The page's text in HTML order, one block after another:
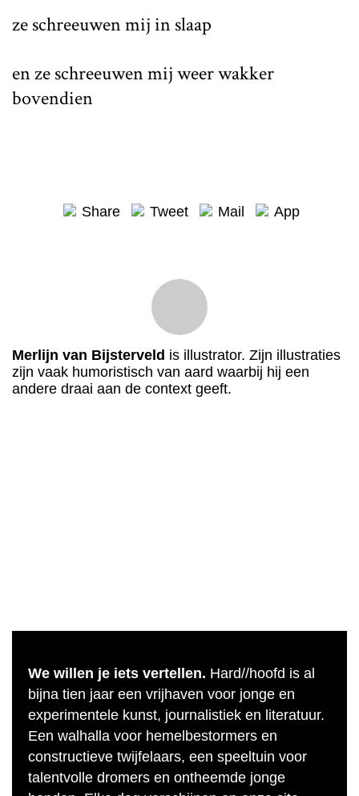
ze schreeuwen mij in slaap
en ze schreeuwen mij weer wakker
bovendien
Share Tweet Mail App
Merlijn van Bijsterveld is illustrator. Zijn illustraties
zijn vaak humoristisch van aard waarbij hij een
andere draai aan de context geeft.
We willen je iets vertellen. Hard//hoofd is al
bijna tien jaar een vrijhaven voor jonge en
experimentele kunst, journalistiek en literatuur.
Een walhalla voor hemelbestormers en
constructieve twijfelaars, een speeltuin voor
talentvolle dromers en ontheemde jonge